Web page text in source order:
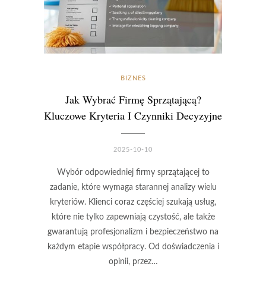
BIZNES
Jak Wybrać Firmę Sprzątającą?
Kluczowe Kryteria I Czynniki Decyzyjne
2025-10-10
Wybór odpowiedniej firmy sprzątającej to
zadanie, które wymaga starannej analizy wielu
kryteriów. Klienci coraz częściej szukają usług,
które nie tylko zapewniają czystość, ale także
gwarantują profesjonalizm i bezpieczeństwo na
każdym etapie współpracy. Od doświadczenia i
opinii, przez…